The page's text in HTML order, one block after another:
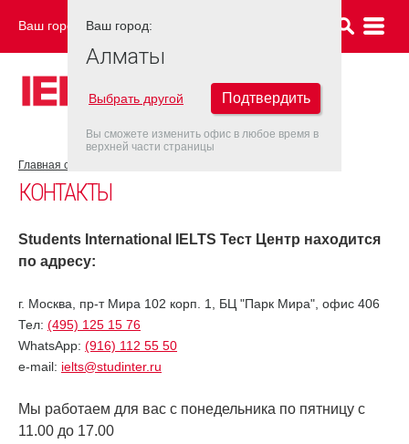
Ваш город: АЛМАТЫ
Главная страница
КОНТАКТЫ
Students International IELTS Тест Центр находится
по адресу:
г. Москва, пр-т Мира 102 корп. 1, БЦ "Парк Мира", офис 406
Тел: (495) 125 15 76
WhatsApp: (916) 112 55 50
e-mail: ielts@studinter.ru
Мы работаем для вас с понедельника по пятницу с
11.00 до 17.00
Ваш город:
Алматы
Выбрать другой Подтвердить
Вы сможете изменить офис в любое время в
верхней части страницы